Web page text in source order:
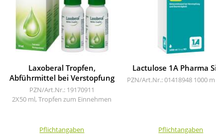
Laxoberal Tropfen,
Abführmittel bei Verstopfung
PZN/Art.Nr.: 19170911
2X50 ml, Tropfen zum Einnehmen
Pflichtangaben
Lactulose 1A Pharma
PZN/Art.Nr.: 01418948 1000 ml,
Pflichtangaben